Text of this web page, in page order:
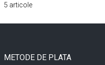
5 articole
METODE DE PLATA